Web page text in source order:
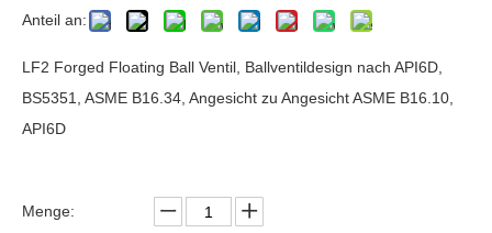
Anteil an:
LF2 Forged Floating Ball Ventil, Ballventildesign nach API6D,
BS5351, ASME B16.34, Angesicht zu Angesicht ASME B16.10,
API6D
Menge: